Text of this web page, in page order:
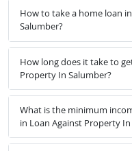
How to take a home loan
Salumber?
How long does it take to
Property In Salumber?
What is the minimum
in Loan Against Property